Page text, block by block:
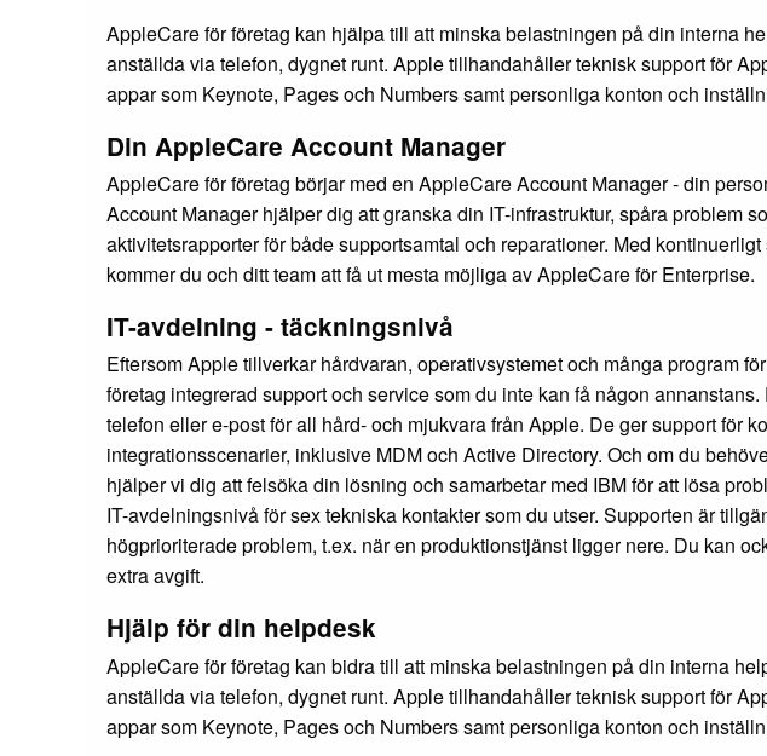
AppleCare för företag kan hjälpa till att minska belastningen på din interna
anställda via telefon, dygnet runt. Apple tillhandahåller teknisk support för
appar som Keynote, Pages och Numbers samt personliga konton och
Din AppleCare Account Manager
AppleCare för företag börjar med en AppleCare Account Manager - din
Account Manager hjälper dig att granska din IT-infrastruktur, spåra problem
aktivitetsrapporter för både supportsamtal och reparationer. Med
kommer du och ditt team att få ut mesta möjliga av AppleCare för Enterprise.
IT-avdelning - täckningsnivå
Eftersom Apple tillverkar hårdvaran, operativsystemet och många program
företag integrerad support och service som du inte kan få någon
telefon eller e-post för all hård- och mjukvara från Apple. De ger support för
integrationsscenarier, inklusive MDM och Active Directory. Och om du
hjälper vi dig att felsöka din lösning och samarbetar med IBM för att lösa
IT-avdelningsnivå för sex tekniska kontakter som du utser. Supporten är
högprioriterade problem, t.ex. när en produktionstjänst ligger nere. Du kan
extra avgift.
Hjälp för din helpdesk
AppleCare för företag kan bidra till att minska belastningen på din interna
anställda via telefon, dygnet runt. Apple tillhandahåller teknisk support för
appar som Keynote, Pages och Numbers samt personliga konton och